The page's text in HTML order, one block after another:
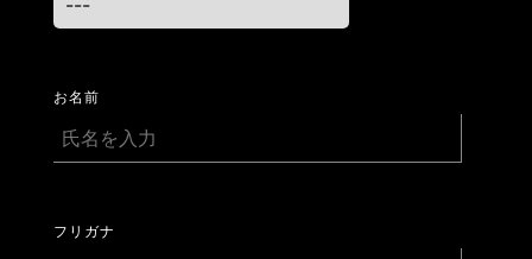
お名前
フリガナ